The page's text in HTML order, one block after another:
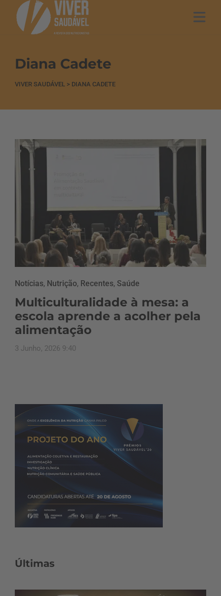
Diana Cadete
VIVER SAUDÁVEL > DIANA CADETE
Notícias, Nutrição, Recentes, Saúde
Multiculturalidade à mesa: a
escola aprende a acolher pela
alimentação
3 Junho, 2026 9:40
Últimas